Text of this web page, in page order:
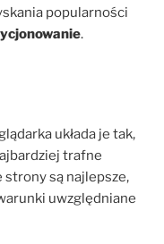
popularności
.
układa je tak,
trafne
strony są najlepsze,
uwzględniane